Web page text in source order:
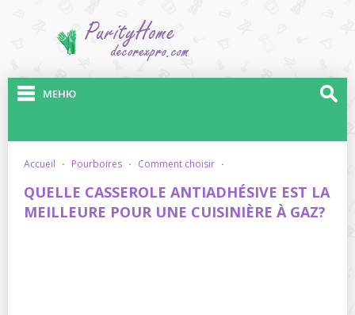
МЕНЮ
accueil · pourboires · comment choisir ·
QUELLE CASSEROLE ANTIADHÉSIVE EST LA
MEILLEURE POUR UNE CUISINIÈRE À GAZ?